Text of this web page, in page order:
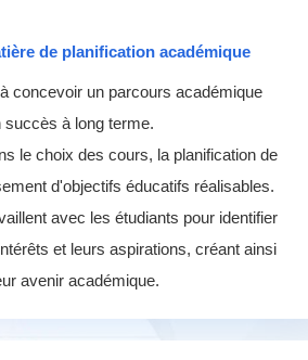
de planification académique
concevoir un parcours académique
succès à long terme.
le choix des cours, la planification de
d'objectifs éducatifs réalisables.
avec les étudiants pour identifier
et leurs aspirations, créant ainsi
avenir académique.